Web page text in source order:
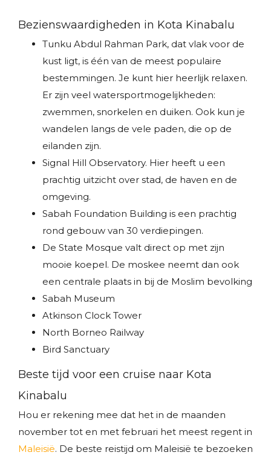
Bezienswaardigheden in Kota Kinabalu
Tunku Abdul Rahman Park, dat vlak voor de
kust ligt, is één van de meest populaire
bestemmingen. Je kunt hier heerlijk relaxen.
Er zijn veel watersportmogelijkheden:
zwemmen, snorkelen en duiken. Ook kun je
wandelen langs de vele paden, die op de
eilanden zijn.
Signal Hill Observatory. Hier heeft u een
prachtig uitzicht over stad, de haven en de
omgeving.
Sabah Foundation Building is een prachtig
rond gebouw van 30 verdiepingen.
De State Mosque valt direct op met zijn
mooie koepel. De moskee neemt dan ook
een centrale plaats in bij de Moslim bevolking
Sabah Museum
Atkinson Clock Tower
North Borneo Railway
Bird Sanctuary
Beste tijd voor een cruise naar Kota
Kinabalu
Hou er rekening mee dat het in de maanden
november tot en met februari het meest regent in
Maleisië. De beste reistijd om Maleisië te bezoeken